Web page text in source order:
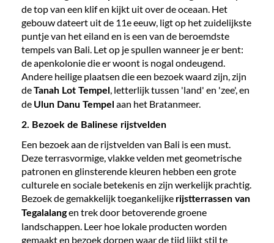
de top van een klif en kijkt uit over de oceaan. Het
gebouw dateert uit de 11e eeuw, ligt op het zuidelijkste
puntje van het eiland en is een van de beroemdste
tempels van Bali. Let op je spullen wanneer je er bent:
de apenkolonie die er woont is nogal ondeugend.
Andere heilige plaatsen die een bezoek waard zijn, zijn
deTanah Lot Tempel , letterlijk tussen 'land' en 'zee', en
de Ulun Danu Tempel aan het Bratanmeer.
2. Bezoek de Balinese rijstvelden
Een bezoek aan de rijstvelden van Bali is een must.
Deze terrasvormige, vlakke velden met geometrische
patronen en glinsterende kleuren hebben een grote
culturele en sociale betekenis en zijn werkelijk prachtig.
Bezoek de gemakkelijk toegankelijke rijstterrassen van
Tegalalangen trek door betoverende groene
landschappen. Leer hoe lokale producten worden
gemaakt en bezoek dorpen waar de tijd lijkt stil te